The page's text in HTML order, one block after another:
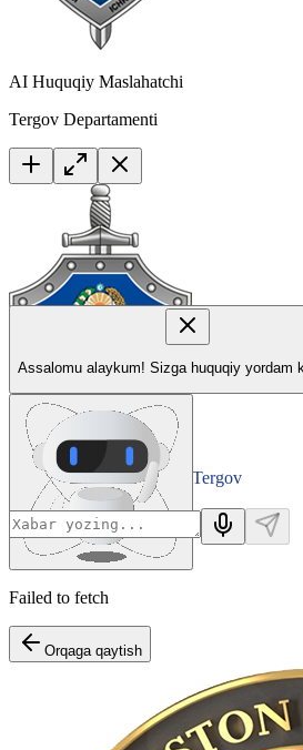
AI Huquqiy Maslahatchi
Tergov Departamenti
Tergov
Departamenti
Assalomu alaykum! Sizga huquqiy yordam
Failed to fetch
Orqaga qaytish